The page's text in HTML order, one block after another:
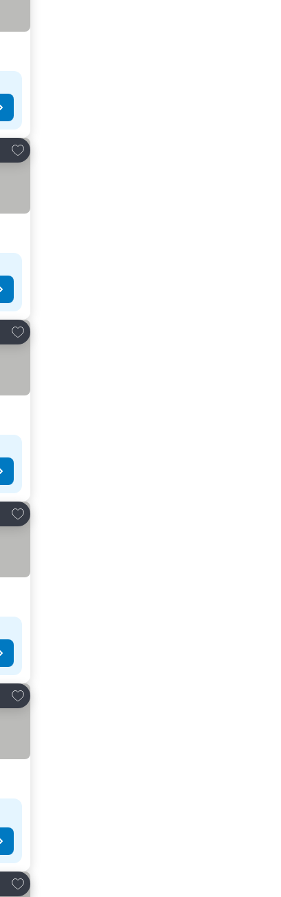
Dodati u favorite
Dodati u favorite
Dodati u favorite
Dodati u favorite
Dodati u favorite